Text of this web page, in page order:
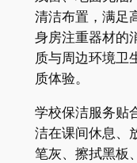
清洁布置，满足
身房注重器材的
质与周边环境卫
质体验。
学校保洁服务贴
洁在课间休息、
笔灰、擦拭黑板